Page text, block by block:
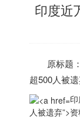
印度近
原标题：
超500人被
人被遗弃”>